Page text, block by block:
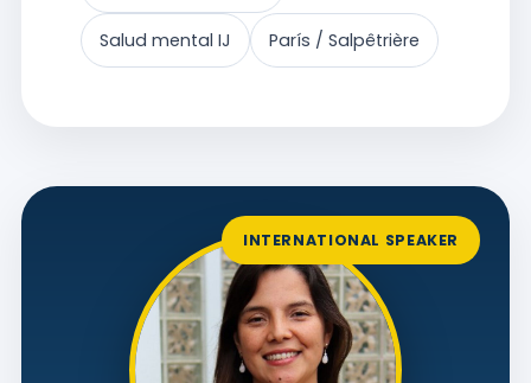
Salud mental IJ París / Salpêtrière
INTERNATIONAL SPEAKER